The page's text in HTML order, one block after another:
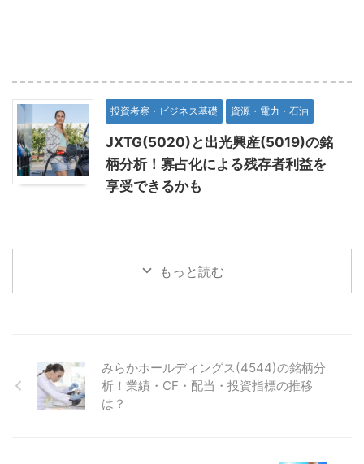
投資考察・ビジネス基礎 資源・電力・石油
JXTG(5020)と出光興産(5019)の銘
柄分析！寡占化による残存者利益を
享受できるかも
もっと読む
みらかホールディングス(4544)の銘柄分
析！業績・CF・配当・投資指標の推移
は？